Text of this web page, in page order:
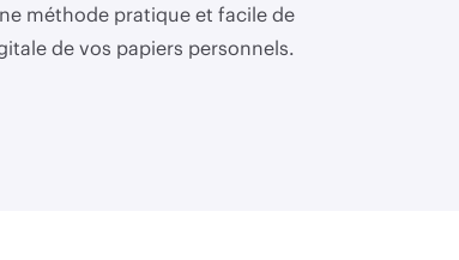
méthode pratique et facile de
de vos papiers personnels.